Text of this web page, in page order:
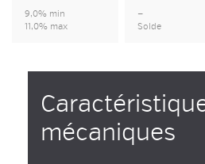
9,0% min
11,0% max
—
Solde
mécaniques